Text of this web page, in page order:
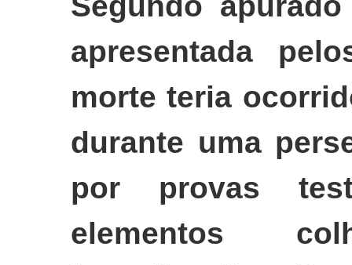
apresentada
morte teria
durante uma
por provas
elementos